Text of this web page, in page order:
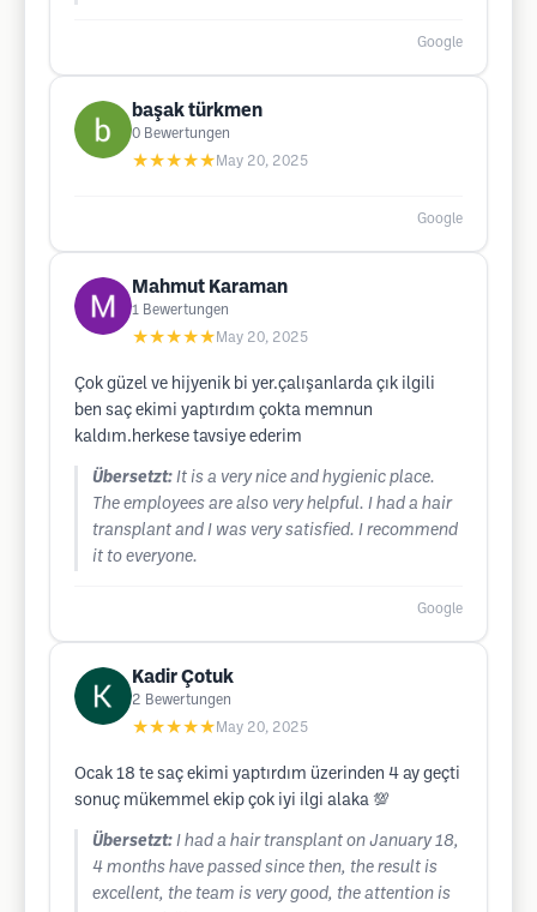
Google
başak türkmen
0 Bewertungen
★★★★★ May 20, 2025
Google
Mahmut Karaman
1 Bewertungen
★★★★★ May 20, 2025
Çok güzel ve hijyenik bi yer.çalışanlarda çık ilgili
ben saç ekimi yaptırdım çokta memnun
kaldım.herkese tavsiye ederim
Übersetzt: It is a very nice and hygienic place.
The employees are also very helpful. I had a hair
transplant and I was very satisfied. I recommend
it to everyone.
Google
Kadir Çotuk
2 Bewertungen
★★★★★ May 20, 2025
Ocak 18 te saç ekimi yaptırdım üzerinden 4 ay geçti
sonuç mükemmel ekip çok iyi ilgi alaka 💯
Übersetzt: I had a hair transplant on January 18,
4 months have passed since then, the result is
excellent, the team is very good, the attention is